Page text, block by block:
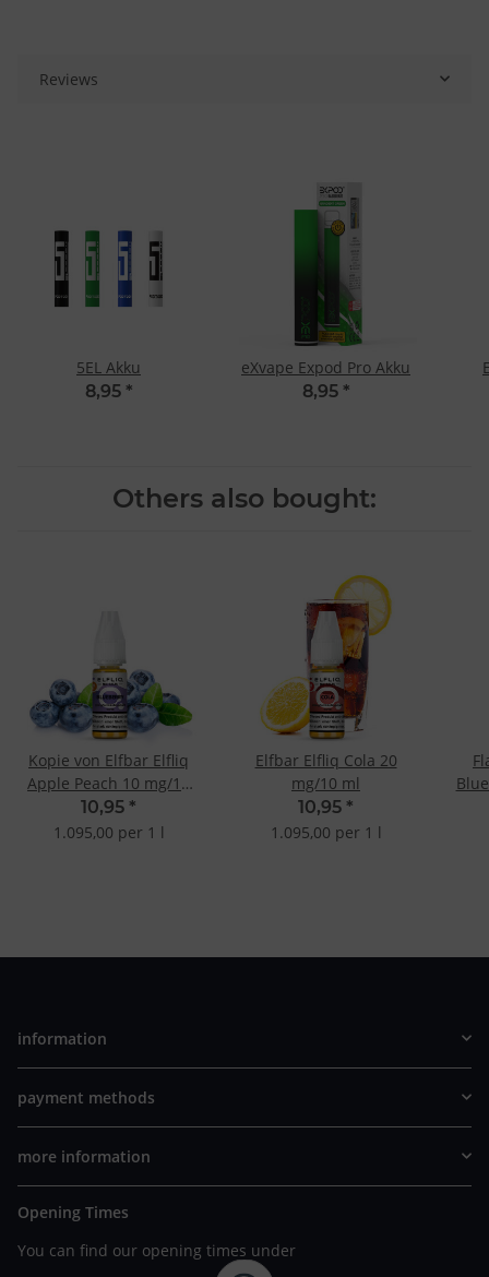
Reviews
5EL Akku
8,95 *
eXvape Expod Pro Akku
8,95 *
Others also bought:
Kopie von Elfbar Elfliq
Apple Peach 10 mg/10
ml
10,95 *
1.095,00 per 1 l
Elfbar Elfliq Cola 20
mg/10 ml
10,95 *
1.095,00 per 1 l
information
payment methods
more information
Opening Times
You can find our opening times under